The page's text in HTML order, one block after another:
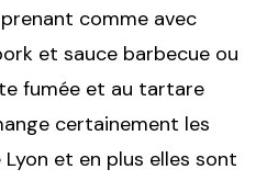
comme avec
et sauce barbecue ou
fumée et au tartare
certainement les
et en plus elles sont